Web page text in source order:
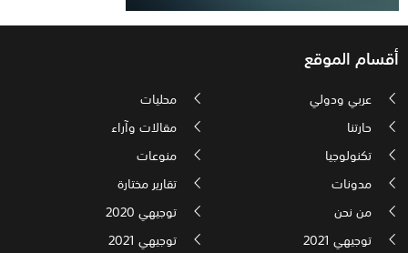
أقسام الموقع
عربي ودولي
محليات
حارتنا
مقالات وآراء
تكنولوجيا
منوعات
مدونات
تقارير مختارة
من نحن
توجيهي 2020
توجيهي 2021
توجيهي 2021